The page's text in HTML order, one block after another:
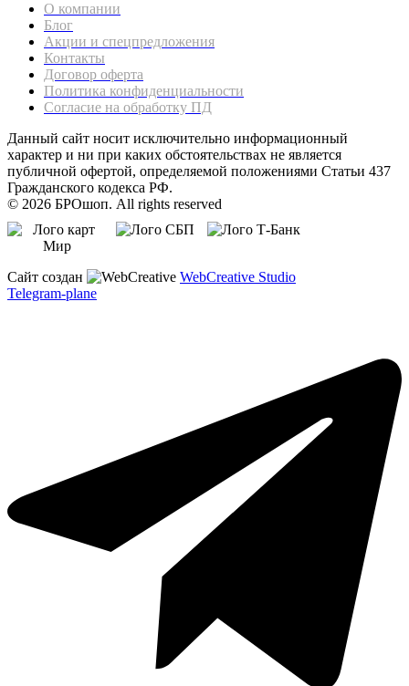
О компании
Блог
Акции и спецпредложения
Контакты
Договор оферта
Политика конфиденциальности
Согласие на обработку ПД
Данный сайт носит исключительно информационный
характер и ни при каких обстоятельствах не является
публичной офертой, определяемой положениями Статьи 437
Гражданского кодекса РФ.
© 2026 БРОшоп. All rights reserved
Сайт создан
WebCreative Studio
Telegram-plane